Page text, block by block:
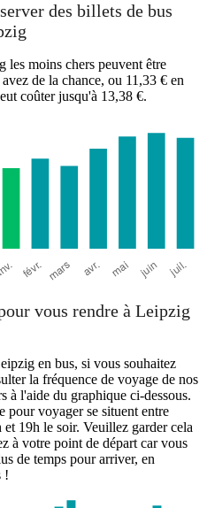
des billets de bus
moins chers peuvent être
de la chance, ou 11,33 € en
coûter jusqu'à 13,38 €.
vous rendre à Leipzig
en bus, si vous souhaitez
la fréquence de voyage de nos
à l'aide du graphique ci-dessous.
pour voyager se situent entre
19h le soir. Veuillez garder cela
à votre point de départ car vous
de temps pour arriver, en
!